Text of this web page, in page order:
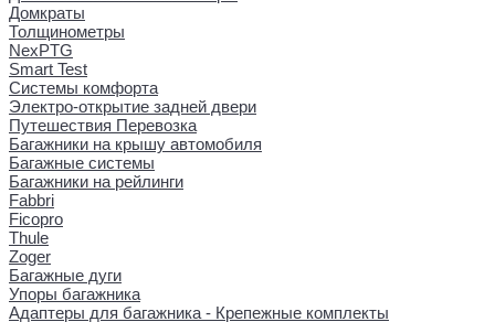
Домкраты
Толщинометры
NexPTG
Smart Test
Системы комфорта
Электро-открытие задней двери
Путешествия Перевозка
Багажники на крышу автомобиля
Багажные системы
Багажники на рейлинги
Fabbri
Ficopro
Thule
Zoger
Багажные дуги
Упоры багажника
Адаптеры для багажника - Крепежные комплекты